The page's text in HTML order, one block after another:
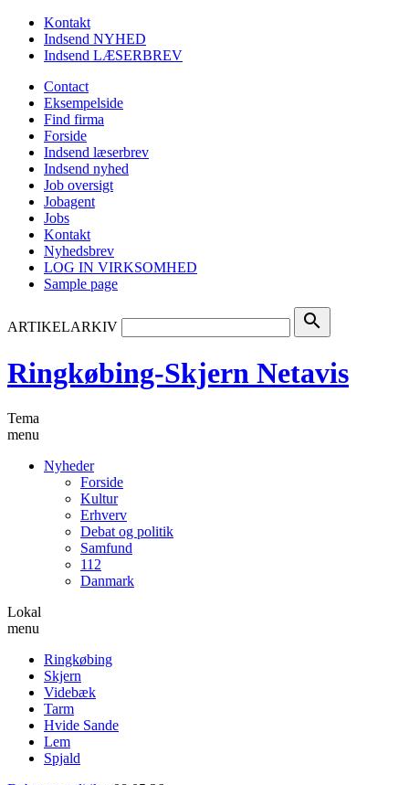
Kontakt
Indsend NYHED
Indsend LÆSERBREV
Contact
Eksempelside
Find firma
Forside
Indsend læserbrev
Indsend nyhed
Job oversigt
Jobagent
Jobs
Kontakt
Nyhedsbrev
LOG IN VIRKSOMHED
Sample page
ARTIKELARKIV search
Ringkøbing-Skjern Netavis
Tema
menu
Nyheder
Forside
Kultur
Erhverv
Debat og politik
Samfund
112
Danmark
Lokal
menu
Ringkøbing
Skjern
Videbæk
Tarm
Hvide Sande
Lem
Spjald